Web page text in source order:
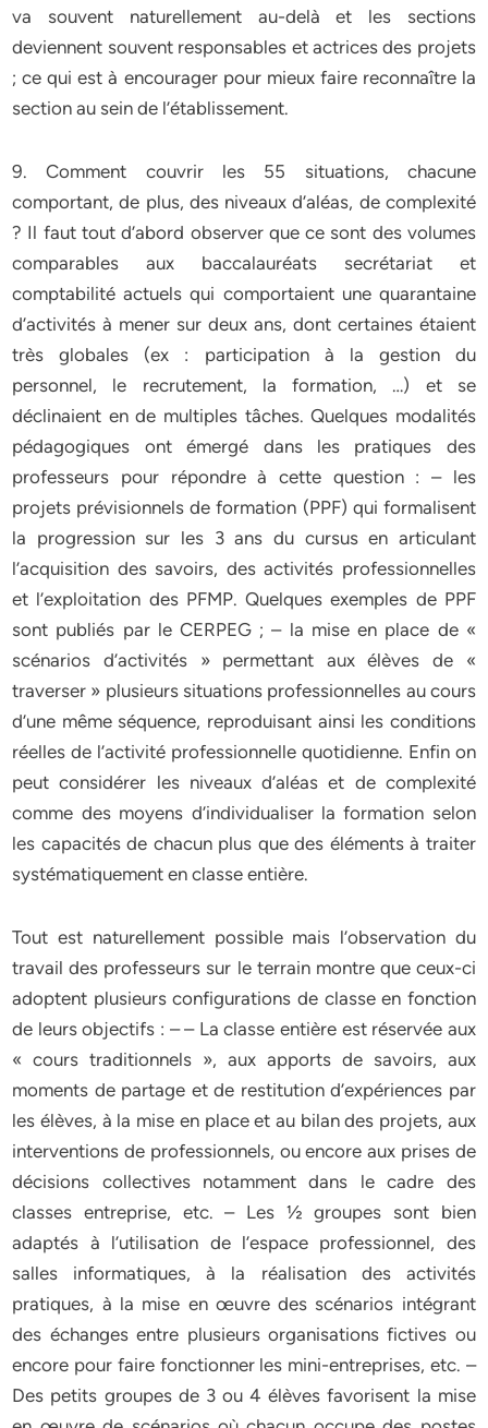
va souvent naturellement au-delà et les sections
deviennent souvent responsables et actrices des projets
; ce qui est à encourager pour mieux faire reconnaître la
section au sein de l’établissement.
9. Comment couvrir les 55 situations, chacune
comportant, de plus, des niveaux d’aléas, de complexité
? Il faut tout d’abord observer que ce sont des volumes
comparables aux baccalauréats secrétariat et
comptabilité actuels qui comportaient une quarantaine
d’activités à mener sur deux ans, dont certaines étaient
très globales (ex : participation à la gestion du
personnel, le recrutement, la formation, …) et se
déclinaient en de multiples tâches. Quelques modalités
pédagogiques ont émergé dans les pratiques des
professeurs pour répondre à cette question : – les
projets prévisionnels de formation (PPF) qui formalisent
la progression sur les 3 ans du cursus en articulant
l’acquisition des savoirs, des activités professionnelles
et l’exploitation des PFMP. Quelques exemples de PPF
sont publiés par le CERPEG ; – la mise en place de «
scénarios d’activités » permettant aux élèves de «
traverser » plusieurs situations professionnelles au cours
d’une même séquence, reproduisant ainsi les conditions
réelles de l’activité professionnelle quotidienne. Enfin on
peut considérer les niveaux d’aléas et de complexité
comme des moyens d’individualiser la formation selon
les capacités de chacun plus que des éléments à traiter
systématiquement en classe entière.
Tout est naturellement possible mais l’observation du
travail des professeurs sur le terrain montre que ceux-ci
adoptent plusieurs configurations de classe en fonction
de leurs objectifs : – – La classe entière est réservée aux
« cours traditionnels », aux apports de savoirs, aux
moments de partage et de restitution d’expériences par
les élèves, à la mise en place et au bilan des projets, aux
interventions de professionnels, ou encore aux prises de
décisions collectives notamment dans le cadre des
classes entreprise, etc. – Les ½ groupes sont bien
adaptés à l’utilisation de l’espace professionnel, des
salles informatiques, à la réalisation des activités
pratiques, à la mise en œuvre des scénarios intégrant
des échanges entre plusieurs organisations fictives ou
encore pour faire fonctionner les mini-entreprises, etc. –
Des petits groupes de 3 ou 4 élèves favorisent la mise